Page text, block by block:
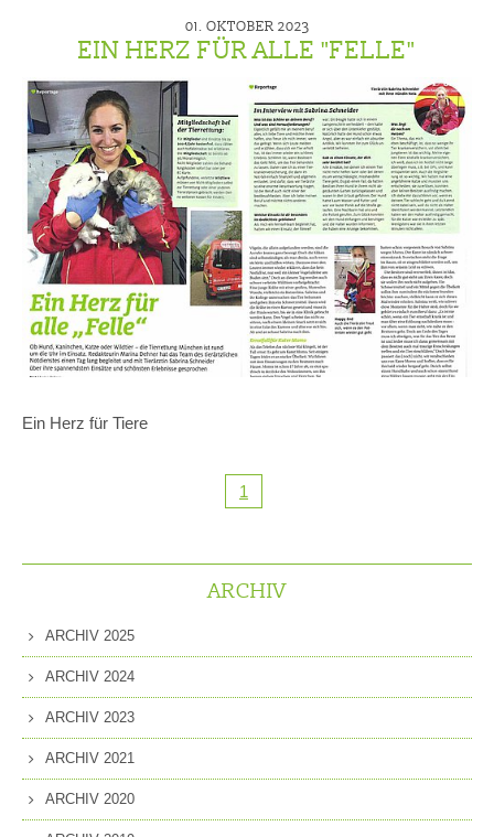
01. OKTOBER 2023
EIN HERZ FÜR ALLE "FELLE"
Ein Herz für Tiere
1
ARCHIV
ARCHIV 2025
ARCHIV 2024
ARCHIV 2023
ARCHIV 2021
ARCHIV 2020